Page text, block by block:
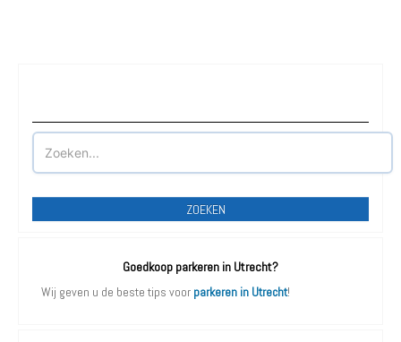
ZOEKEN
Goedkoop parkeren in Utrecht?
Wij geven u de beste tips voor parkeren in Utrecht!